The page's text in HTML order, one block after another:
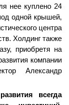
нее куплено 24
одной крышей,
центра
Холдинг также
приобретя на
компании
Александр
всегда